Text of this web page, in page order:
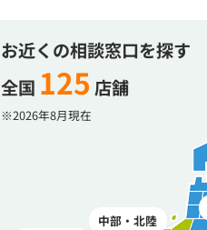
お近くの相談窓口を探す
全国 125 店舗
中部・北陸
※2026年8月現在